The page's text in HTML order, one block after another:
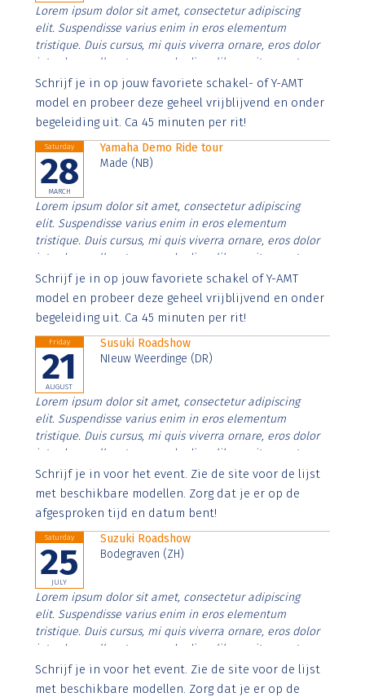
Lorem ipsum dolor sit amet, consectetur adipiscing
elit. Suspendisse varius enim in eros elementum
tristique. Duis cursus, mi quis viverra ornare, eros dolor
interdum nulla, ut commodo diam libero vitae erat.
Aenean faucibus nibh et justo cursus id rutrum lorem
imperdiet. Nunc ut sem vitae risus tristique posuere.
Schrijf je in op jouw favoriete schakel- of Y-AMT
model en probeer deze geheel vrijblijvend en onder
begeleiding uit. Ca 45 minuten per rit!
Saturday
28
MARCH
Yamaha Demo Ride tour
Made (NB)
Lorem ipsum dolor sit amet, consectetur adipiscing
elit. Suspendisse varius enim in eros elementum
tristique. Duis cursus, mi quis viverra ornare, eros dolor
interdum nulla, ut commodo diam libero vitae erat.
Aenean faucibus nibh et justo cursus id rutrum lorem
imperdiet. Nunc ut sem vitae risus tristique posuere.
Schrijf je in op jouw favoriete schakel of Y-AMT
model en probeer deze geheel vrijblijvend en onder
begeleiding uit. Ca 45 minuten per rit!
Friday
21
AUGUST
Susuki Roadshow
NIeuw Weerdinge (DR)
Lorem ipsum dolor sit amet, consectetur adipiscing
elit. Suspendisse varius enim in eros elementum
tristique. Duis cursus, mi quis viverra ornare, eros dolor
interdum nulla, ut commodo diam libero vitae erat.
Aenean faucibus nibh et justo cursus id rutrum lorem
imperdiet. Nunc ut sem vitae risus tristique posuere.
Schrijf je in voor het event. Zie de site voor de lijst
met beschikbare modellen. Zorg dat je er op de
afgesproken tijd en datum bent!
Saturday
25
JULY
Suzuki Roadshow
Bodegraven (ZH)
Lorem ipsum dolor sit amet, consectetur adipiscing
elit. Suspendisse varius enim in eros elementum
tristique. Duis cursus, mi quis viverra ornare, eros dolor
interdum nulla, ut commodo diam libero vitae erat.
Aenean faucibus nibh et justo cursus id rutrum lorem
imperdiet. Nunc ut sem vitae risus tristique posuere.
Schrijf je in voor het event. Zie de site voor de lijst
met beschikbare modellen. Zorg dat je er op de